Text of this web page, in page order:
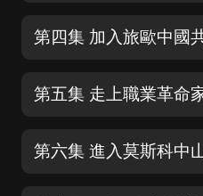
第四集 加入旅歐中國
第五集 走上職業革命
第六集 進入莫斯科中